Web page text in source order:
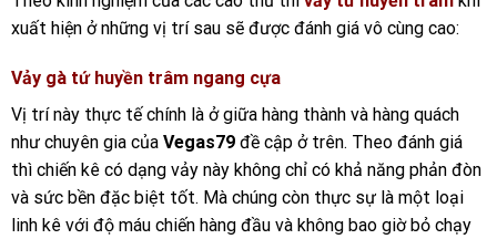
xuất hiện ở những vị trí sau sẽ được đánh giá vô cùng cao:
Vảy gà tứ huyền trâm ngang cựa
Vị trí này thực tế chính là ở giữa hàng thành và hàng quách
như chuyên gia của Vegas79 đề cập ở trên. Theo đánh giá
thì chiến kê có dạng vảy này không chỉ có khả năng phản đòn
và sức bền đặc biệt tốt. Mà chúng còn thực sự là một loại
linh kê với độ máu chiến hàng đầu và không bao giờ bỏ chạy